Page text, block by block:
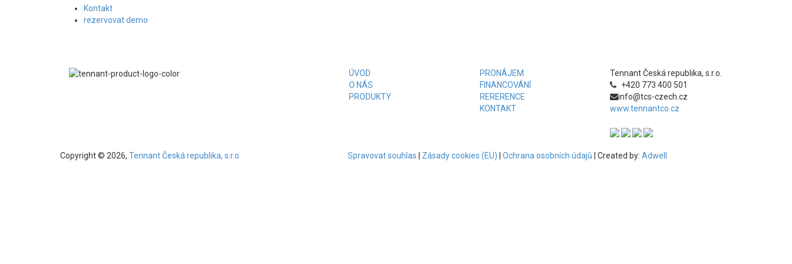
Kontakt
rezervovat demo
ÚVOD
O NÁS
PRODUKTY
PRONÁJEM
FINANCOVÁNÍ
RERERENCE
KONTAKT
Tennant Česká republika, s.r.o.
+420 773 400 501
info@tcs-czech.cz
www.tennantco.cz
Copyright © 2026, Tennant Česká republika, s.r.o Spravovat souhlas Zásady cookies (EU) Ochrana osobních údajů | Created by: Adwell